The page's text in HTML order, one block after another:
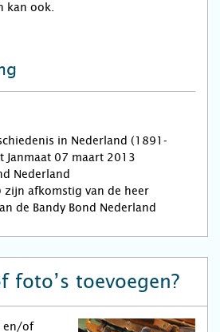
kan ook.
in Nederland (1891­‐
Janmaat 07 maart 2013
Nederland
afkomstig van de heer
de Bandy Bond Nederland
foto’s toevoegen?
en/of